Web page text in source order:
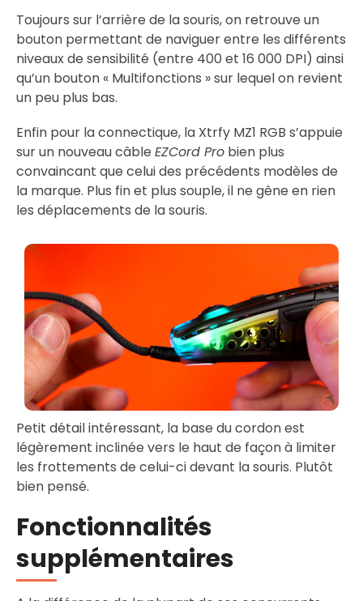
Toujours sur l’arrière de la souris, on retrouve un
bouton permettant de naviguer entre les différents
niveaux de sensibilité (entre 400 et 16 000 DPI) ainsi
qu’un bouton « Multifonctions » sur lequel on revient
un peu plus bas.
Enfin pour la connectique, la Xtrfy MZ1 RGB s’appuie
sur un nouveau câble EZCord Pro bien plus
convaincant que celui des précédents modèles de
la marque. Plus fin et plus souple, il ne gêne en rien
les déplacements de la souris.
Petit détail intéressant, la base du cordon est
légèrement inclinée vers le haut de façon à limiter
les frottements de celui-ci devant la souris. Plutôt
bien pensé.
Fonctionnalités
supplémentaires